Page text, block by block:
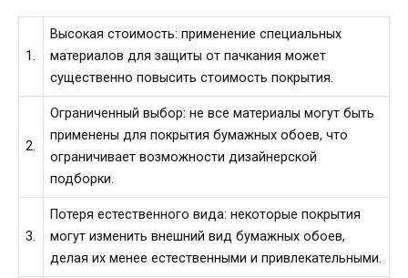
1.
Высокая стоимость: применение специальных
материалов для защиты от пачкания может
существенно повысить стоимость покрытия.
2.
Ограниченный выбор: не все материалы могут быть
применены для покрытия бумажных обоев, что
ограничивает возможности дизайнерской
подборки.
3.
Потеря естественного вида: некоторые покрытия
могут изменить внешний вид бумажных обоев,
делая их менее естественными и привлекательными.